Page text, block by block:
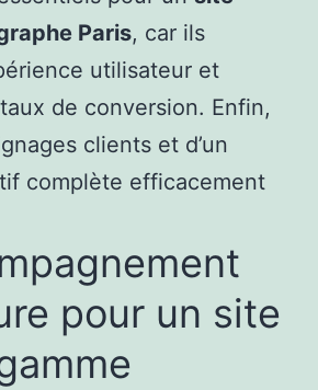
Paris, car ils
utilisateur et
de conversion. Enfin,
clients et d’un
complète efficacement
pour un site